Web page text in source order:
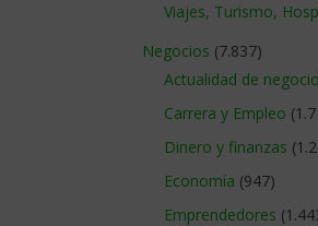
Viajes, Turismo,
Negocios (7.837)
Actualidad de
Carrera y Empleo
Dinero y finanzas
Economía (947)
Emprendedores